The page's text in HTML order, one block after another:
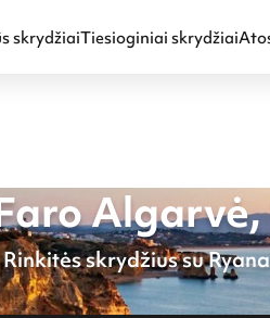
skrydžiaiTiesioginiai skrydžiai
skrydžius su